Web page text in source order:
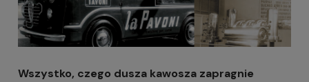
Wszystko, czego dusza kawosza zapragnie